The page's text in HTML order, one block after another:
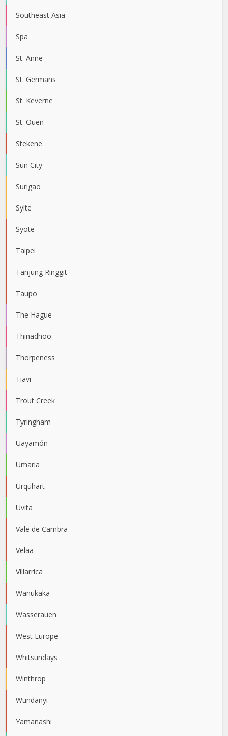
Southeast Asia
Spa
St. Anne
St. Germans
St. Keverne
St. Ouen
Stekene
Sun City
Surigao
Sylte
Syöte
Taipei
Tanjung Ringgit
Taupo
The Hague
Thinadhoo
Thorpeness
Tiavi
Trout Creek
Tyringham
Uayamón
Umaria
Urquhart
Uvita
Vale de Cambra
Velaa
Villarrica
Wanukaka
Wasserauen
West Europe
Whitsundays
Winthrop
Wundanyi
Yamanashi